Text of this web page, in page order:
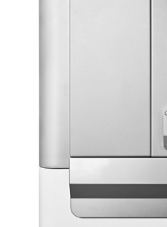
Рентгеновские
основных элементов:
гониометра, держателя